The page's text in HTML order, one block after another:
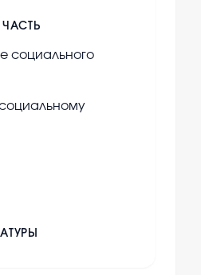
ЧАСТЬ
социального